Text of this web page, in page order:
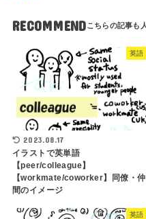
RECOMMEND
英語
2023.08.17
イラストで英単語
【peer/colleague】
【workmate/coworker】同僚・仲
間のイメージ
英語